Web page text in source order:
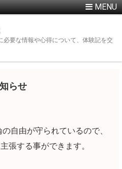
必要な情報や心得について、体験記を交
らせ
自由が守られているので、
張する事ができます。